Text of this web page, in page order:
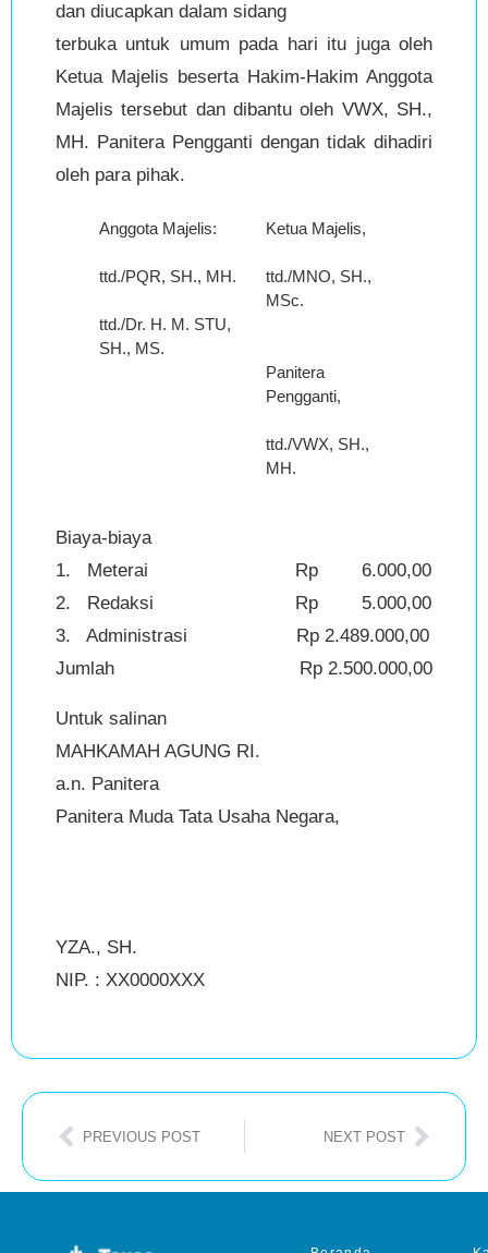
dan diucapkan dalam sidang
terbuka untuk umum pada hari itu juga oleh
Ketua Majelis beserta Hakim-Hakim Anggota
Majelis tersebut dan dibantu oleh VWX, SH.,
MH. Panitera Pengganti dengan tidak dihadiri
oleh para pihak.
Anggota Majelis:
ttd./PQR, SH., MH.
ttd./Dr. H. M. STU,
SH., MS.
Ketua Majelis,
ttd./MNO, SH.,
MSc.
Panitera
Pengganti,
ttd./VWX, SH.,
MH.
Biaya-biaya
1. Meterai Rp 6.000,00
2. Redaksi Rp 5.000,00
3. Administrasi Rp 2.489.000,00
Jumlah Rp 2.500.000,00
Untuk salinan
MAHKAMAH AGUNG RI.
a.n. Panitera
Panitera Muda Tata Usaha Negara,
YZA., SH.
NIP. : XX0000XXX
PREVIOUS POST NEXT POST